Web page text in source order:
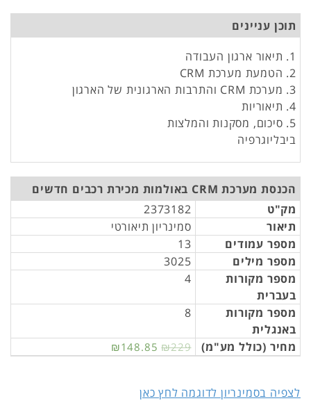
תוכן עניינים
1. תיאור ארגון העבודה
2. הטמעת מערכת CRM
3. מערכת CRM והתרבות הארגונית של הארגון
4. תיאוריות
5. סיכום, מסקנות והמלצות
ביבליוגרפיה
הכנסת מערכת CRM באולמות מכירת רכבים חדשים
מק"ט
2373182
תיאור
סמינריון תיאורטי
מספר עמודים
13
מספר מילים
3025
מספר מקורות
בעברית
4
מספר מקורות
באנגלית
8
מחיר (כולל מע"מ) ₪148.85 ₪229
לצפיה בסמינריון לדוגמה לחץ כאן